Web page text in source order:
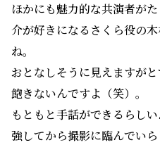
ほかにも魅力的な共演者が
介が好きになるさくら役の
ね。
おとなしそうに見えますが
飽きないんですよ（笑）。
もともと手話ができるらし
強してから撮影に臨んでい